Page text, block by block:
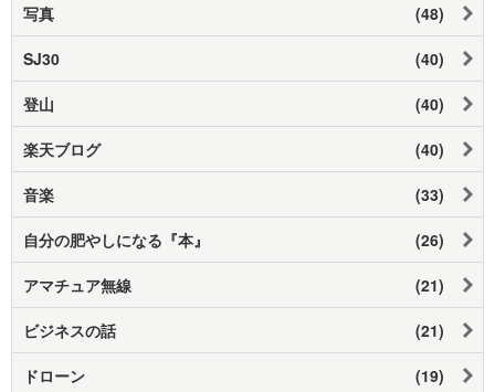
写真 (48)
SJ30 (40)
登山 (40)
楽天ブログ (40)
音楽 (33)
自分の肥やしになる『本』 (26)
アマチュア無線 (21)
ビジネスの話 (21)
ドローン (19)